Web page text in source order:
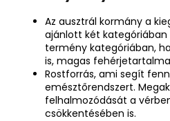
Az ausztrál kormány a
ajánlott két
termény kategóriában,
is, magas
Rostforrás, ami segít
emésztőrendszert.
felhalmozódását a
csökkentésében is.